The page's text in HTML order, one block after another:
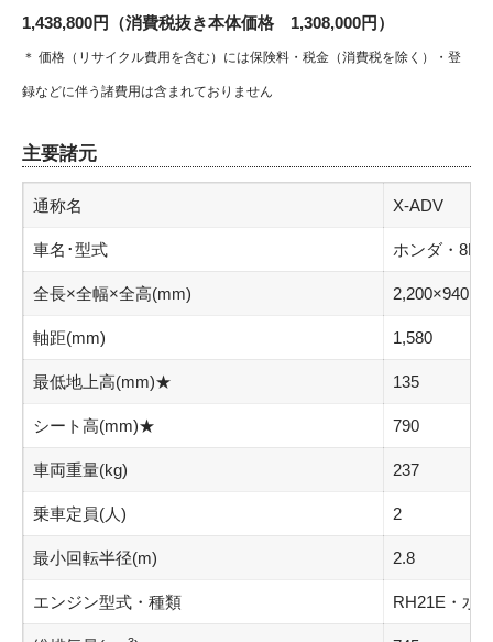
1,438,800円（消費税抜き本体価格 1,308,000円）
＊ 価格（リサイクル費用を含む）には保険料・税金（消費税を除く）・登
録などに伴う諸費用は含まれておりません
主要諸元
通称名 X-ADV
車名･型式 ホンダ・
全長×全幅×全高(mm)
軸距(mm) 1,580
最低地上高(mm)★ 135
シート高(mm)★ 790
車両重量(kg) 237
乗車定員(人) 2
最小回転半径(m) 2.8
エンジン型式・種類 RH21E・水